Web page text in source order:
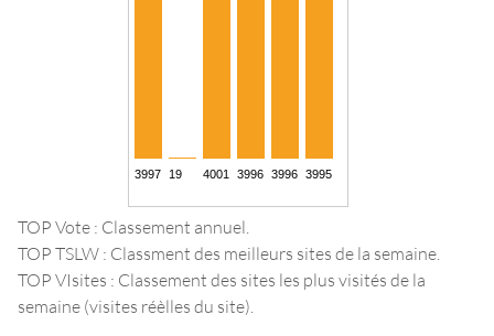
TOP Vote : Classement annuel.
TOP TSLW : Classment des meilleurs sites de la semaine.
TOP VIsites : Classement des sites les plus visités de la
semaine (visites réèlles du site).